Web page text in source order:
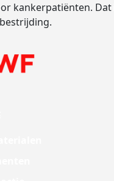
kankerpatiënten. Dat